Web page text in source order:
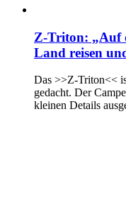
Z-Triton: „Auf
Land reisen
Das >>Z-Triton<<
gedacht. Der
kleinen Details